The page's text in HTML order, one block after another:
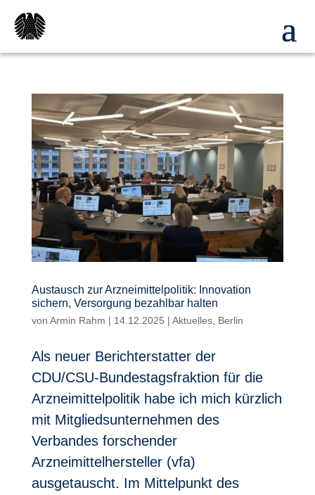
Austausch zur Arzneimittelpolitik: Innovation
sichern, Versorgung bezahlbar halten
von Armin Rahm | 14.12.2025 | Aktuelles, Berlin
Als neuer Berichterstatter der
CDU/CSU-Bundestagsfraktion für die
Arzneimittelpolitik habe ich mich kürzlich
mit Mitgliedsunternehmen des
Verbandes forschender
Arzneimittelhersteller (vfa)
ausgetauscht. Im Mittelpunkt des